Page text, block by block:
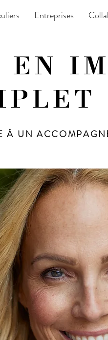
Entreprises
EN
À UN